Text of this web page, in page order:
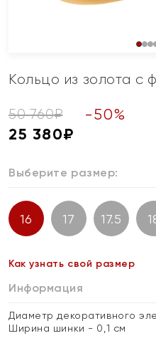
Кольцо из золота с
50 760₽ -50%
25 380₽
Выберите размер:
16 17 17.5
Как узнать свой размер
Информация
Диаметр декоративного
Ширина шинки - 0,1 см